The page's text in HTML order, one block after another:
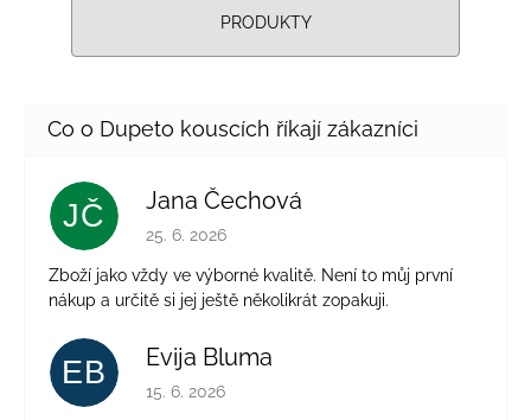
PRODUKTY
JČ Jana Čechová
Hodnocení obchodu je 5 z 5 hvězdiček.
25. 6. 2026
Zboží jako vždy ve výborné kvalitě. Není to můj první
nákup a určitě si jej ještě několikrát zopakuji.
EB Evija Bluma
Hodnocení obchodu je 5 z 5 hvězdiček.
15. 6. 2026